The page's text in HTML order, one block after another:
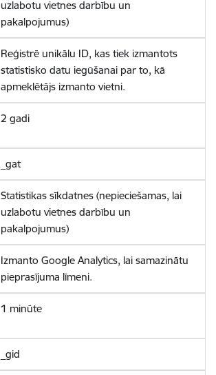
uzlabotu vietnes darbību un
pakalpojumus)
Reģistrē unikālu ID, kas tiek izmantots
statistisko datu iegūšanai par to, kā
apmeklētājs izmanto vietni.
2 gadi
_gat
Statistikas sīkdatnes (nepieciešamas, lai
uzlabotu vietnes darbību un
pakalpojumus)
Izmanto Google Analytics, lai samazinātu
pieprasījuma līmeni.
1 minūte
_gid